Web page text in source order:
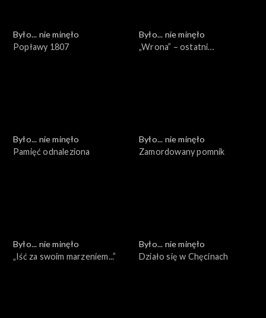
Było... nie minęło
Popławy 1807
Było... nie minęło
„Wrona” – ostatni
Było... nie minęło
Pamięć odnaleziona
Było... nie minęło
Zamordowany pomnik
Było... nie minęło
„Iść za swoim marzeniem...”
Było... nie minęło
Działo się w Chęcinach